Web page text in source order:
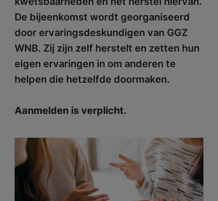
De bijeenkomst wordt georganiseerd
door ervaringsdeskundigen van GGZ
WNB. Zij zijn zelf herstelt en zetten hun
eigen ervaringen in om anderen te
helpen die hetzelfde doormaken.
Aanmelden is verplicht.